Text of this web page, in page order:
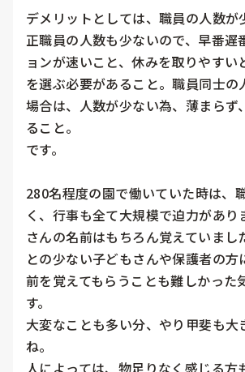
デメリットとしては、職員の人数が
正職員の人数も少ないので、早番遅
ョンが速いこと、休みを取りやすい
を選ぶ必要があること。職員同士の
場合は、人数が少ない為、薄まらず
ること。
です。
280名程度の園で働いていた時は、
く、行事も全て大規模で迫力があり
さんの名前はもちろん覚えていまし
との少ない子どもさんや保護者の方
前を覚えてもらうことも難しかった
す。
大変なことも多い分、やり甲斐も大
ね。